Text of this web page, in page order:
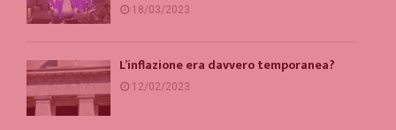
18/03/2023
L’inflazione era davvero temporanea?
12/02/2023